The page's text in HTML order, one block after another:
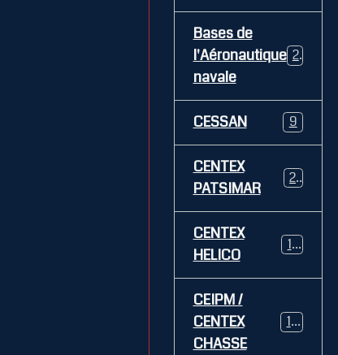
Bases de
l'Aéronautique
navale
269
CESSAN 9
CENTEX
PATSIMAR
21
CENTEX
HELICO
14
CEIPM /
CENTEX
CHASSE
108